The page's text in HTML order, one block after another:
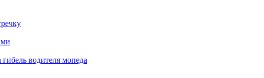
водителя мопеда